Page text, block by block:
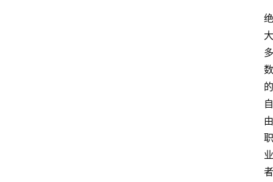
绝
大
多
数
的
自
由
职
业
者